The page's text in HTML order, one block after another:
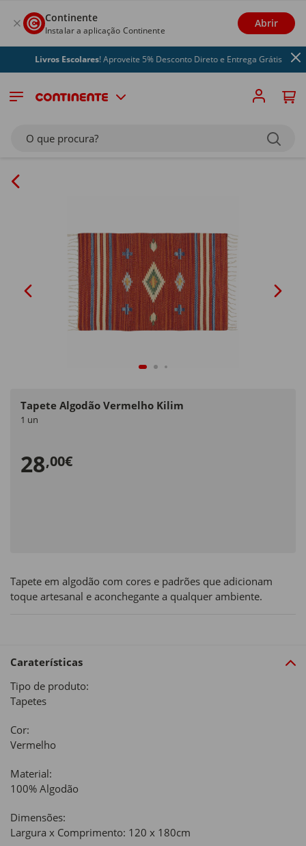
Continente
Instalar a aplicação Continente
Abrir
Livros Escolares! Aproveite 5% Desconto Direto e Entrega Grátis
O que procura?
Tapete Algodão Vermelho Kilim
1 un
28,00€
Tapete em algodão com cores e padrões que adicionam
toque artesanal e aconchegante a qualquer ambiente.
Caraterísticas
Tipo de produto:
Tapetes
Cor:
Vermelho
Material:
100% Algodão
Dimensões:
Largura x Comprimento: 120 x 180cm